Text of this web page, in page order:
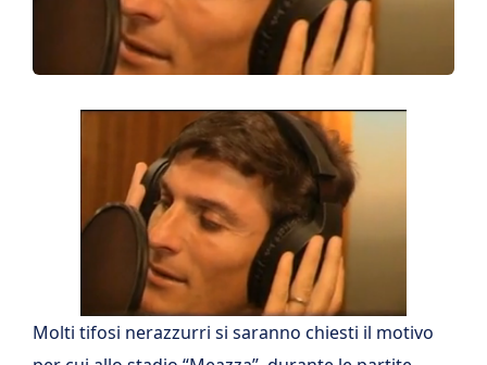
Molti tifosi nerazzurri si saranno chiesti il motivo